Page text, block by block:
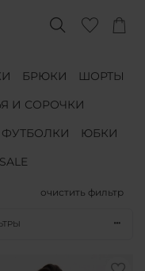
БРЮКИ
ШОРТЫ
И СОРОЧКИ
ЮБКИ
SALE
очистить фильтр